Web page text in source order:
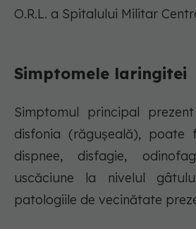
O.R.L. a Spitalului Militar
Simptomele laringitei
Simptomul principal
disfonia (răgușeală), poate
dispnee, disfagie,
uscăciune la nivelul
patologiile de vecinătate